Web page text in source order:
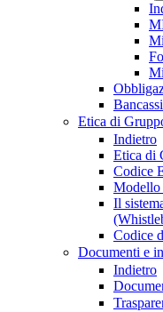
Etica di
Indietro
Etica di
Codice
Modello
Il
Codice
Documenti e
Indietro